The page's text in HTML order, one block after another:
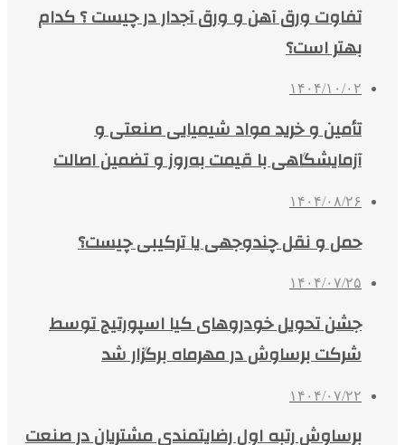
تفاوت ورق آهن و ورق آجدار در چیست ؟ کدام
بهتر است؟
۱۴۰۴/۱۰/۰۲
تأمین و خرید مواد شیمیایی صنعتی و
آزمایشگاهی با قیمت به‌روز و تضمین اصالت
۱۴۰۴/۰۸/۲۶
حمل و نقل چندوجهی یا ترکیبی چیست؟
۱۴۰۴/۰۷/۲۵
جشن تحویل خودروهای کیا اسپورتیج توسط
شرکت برساوش در مهرماه برگزار شد
۱۴۰۴/۰۷/۲۲
برساوش رتبه اول رضایتمندی مشتریان در صنعت